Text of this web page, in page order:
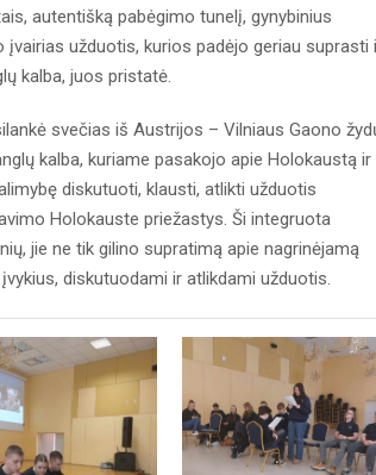
autentišką pabėgimo tunelį, gynybinius
užduotis, kurios padėjo geriau suprasti
kalba, juos pristatė.
svečias iš Austrijos – Vilniaus Gaono
kalba, kuriame pasakojo apie Holokaustą ir
diskutuoti, klausti, atlikti užduotis
Holokauste priežastys. Ši integruota
jie ne tik gilino supratimą apie nagrinėjamą
diskutuodami ir atlikdami užduotis.